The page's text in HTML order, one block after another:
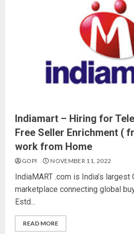
Indiamart – Hiring for
Free Seller Enrichment (
work from Home
GOPI NOVEMBER 11, 2022
IndiaMART .com is India’s largest
marketplace connecting global
Estd...
READ MORE